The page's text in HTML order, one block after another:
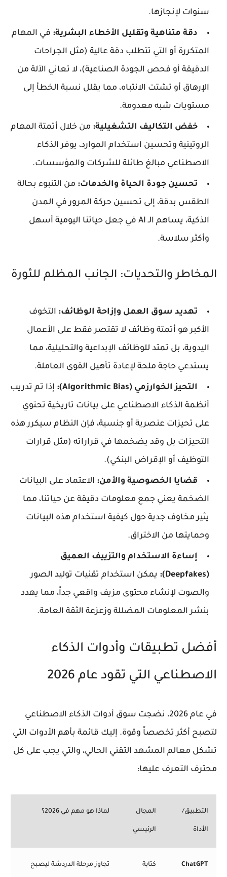
سنوات لإنجازها.
دقة متناهية وتقليل الأخطاء البشرية: في المهام
المتكررة أو التي تتطلب دقة عالية (مثل الجراحات
الدقيقة أو فحص الجودة الصناعية)، لا تعاني الآلة من
الإرهاق أو تشتت الانتباه، مما يقلل نسبة الخطأ إلى
مستويات شبه معدومة.
خفض التكاليف التشغيلية: من خلال أتمتة المهام
الروتينية وتحسين استخدام الموارد، يوفر الذكاء
الاصطناعي مبالغ طائلة للشركات والمؤسسات.
تحسين جودة الحياة والخدمات: من التنبوء بحالة
الطقس بدقة، إلى تحسين حركة المرور في المدن
الذكية، يساهم الـ AI في جعل حياتنا اليومية أسهل
وأكثر سلاسة.
المخاطر والتحديات: الجانب المظلم للثورة
تهديد سوق العمل وإزاحة الوظائف: التخوف
الأكبر هو أتمتة وظائف لا تقتصر فقط على الأعمال
اليدوية، بل تمتد للوظائف الإبداعية والتحليلية، مما
يستدعي حاجة ملحة لإعادة تأهيل القوى العاملة.
التحيز الخوارزمي (Algorithmic Bias):
إذا تم تدريب
أنظمة الذكاء الاصطناعي على بيانات تاريخية تحتوي
على تحيزات عنصرية أو جنسية، فإن النظام سيكرر هذه
التحيزات بل وقد يضخمها في قراراته (مثل قرارات
التوظيف أو الإقراض البنكي).
قضايا الخصوصية والأمن: الاعتماد على البيانات
الضخمة يعني جمع معلومات دقيقة عن حياتنا، مما
يثير مخاوف جدية حول كيفية استخدام هذه البيانات
وحمايتها من الاختراق.
إساءة الاستخدام والتزييف العميق
(Deepfakes):
يمكن استخدام تقنيات توليد الصور
والصوت لإنشاء محتوى مزيف واقعي جداً، مما يهدد
بنشر المعلومات المضللة وزعزعة الثقة العامة.
أفضل تطبيقات وأدوات الذكاء
الاصطناعي التي تقود عام 2026
في عام 2026، نضجت سوق أدوات الذكاء الاصطناعي
لتصبح أكثر تخصصاً وقوة. إليك قائمة بأهم الأدوات التي
تشكل معالم المشهد التقني الحالي، والتي يجب على كل
محترف التعرف عليها:
التطبيق/
الأداة
المجال
الرئيسي
لماذا هو مهم في 2026؟
ChatGPT كتابة تجاوز مرحلة الدردشة ليصبح